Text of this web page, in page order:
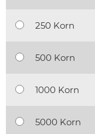
250 Korn
500 Korn
1000 Korn
5000 Korn